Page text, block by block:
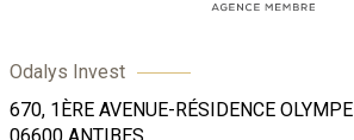
Odalys Invest
670, 1ÈRE AVENUE-RÉSIDENCE OLYMPE